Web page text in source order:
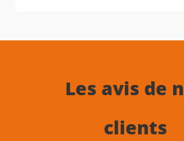
Les avis de
clients